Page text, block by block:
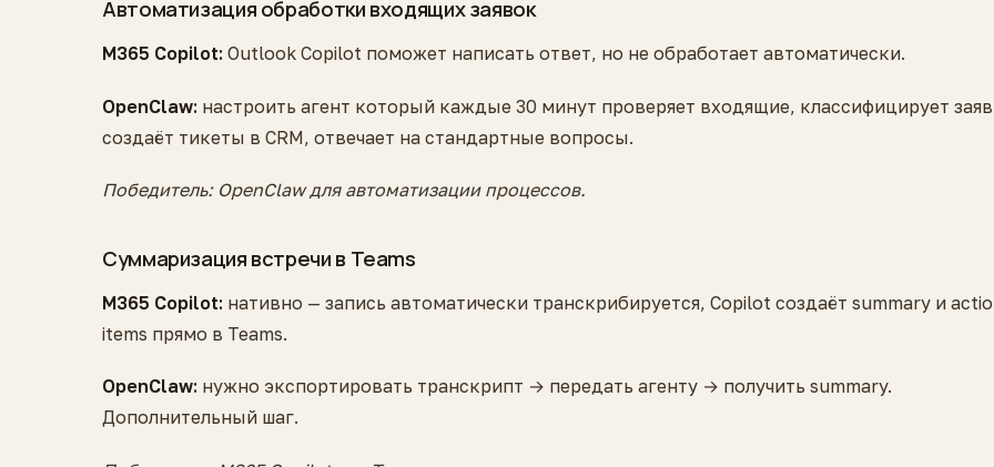
Автоматизация обработки входящих заявок
M365 Copilot: Outlook Copilot поможет написать ответ, но не обработает автоматически.
OpenClaw: настроить агент который каждые 30 минут проверяет входящие, классифицирует
создаёт тикеты в CRM, отвечает на стандартные вопросы.
Победитель: OpenClaw для автоматизации процессов.
Суммаризация встречи в Teams
M365 Copilot: нативно — запись автоматически транскрибируется, Copilot создаёт summary и
items прямо в Teams.
OpenClaw: нужно экспортировать транскрипт → передать агенту → получить summary.
Дополнительный шаг.